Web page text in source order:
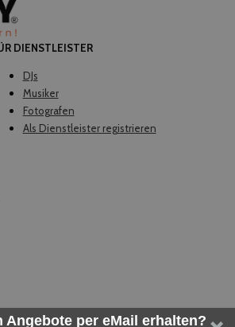
Angebote per eMail erhalten?
DIENSTLEISTER
DJs
Musiker
Fotografen
Als Dienstleister registrieren